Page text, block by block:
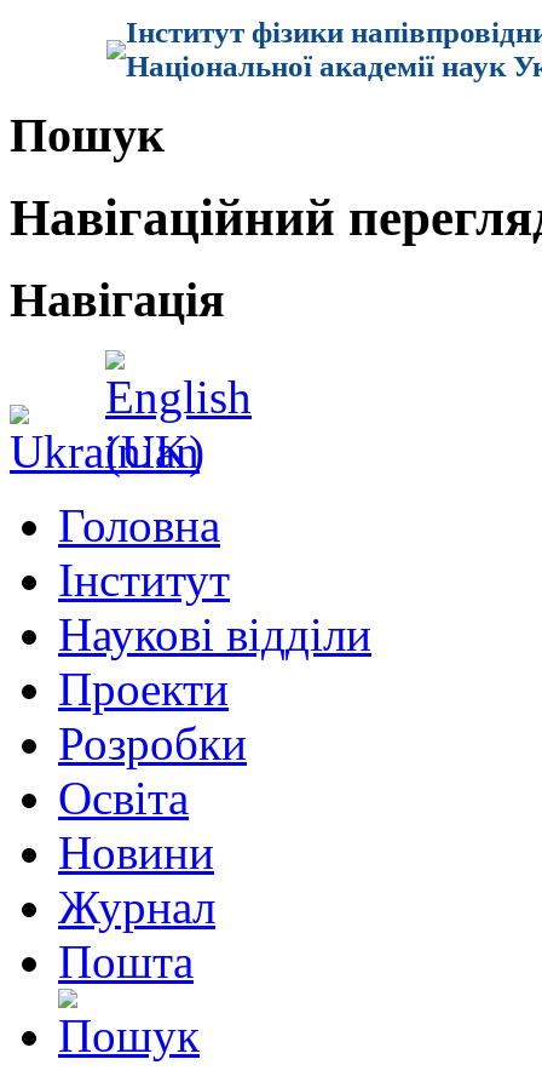
Інститут фізики
Національної академії наук
Пошук
Навігаційний
Навігація
Головна
Інститут
Наукові відділи
Проекти
Розробки
Освіта
Новини
Журнал
Пошта